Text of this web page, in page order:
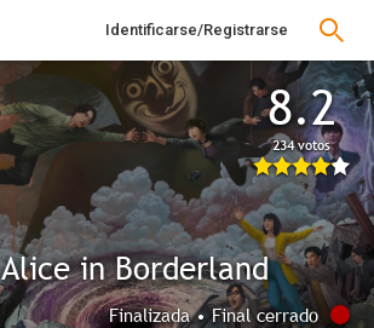
Identificarse/Registrarse
8.2
234 votos
Alice in Borderland
Finalizada • Final cerrado